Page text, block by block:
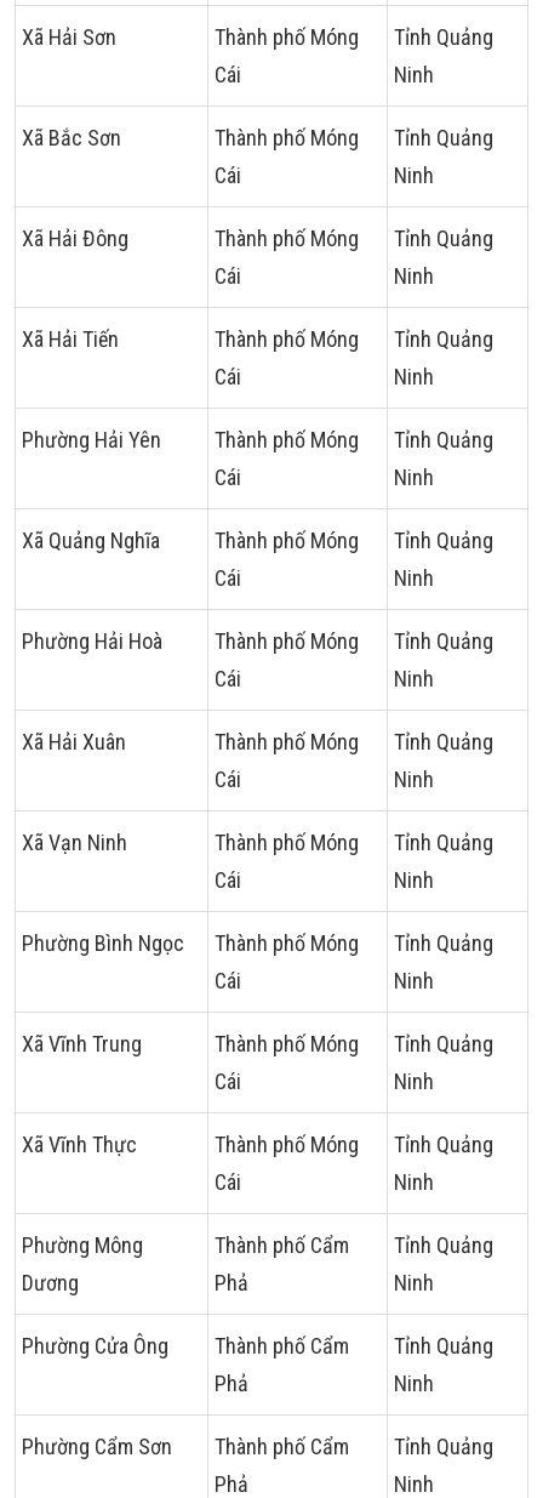
Xã Hải Sơn
Thành phố Móng
Cái
Tỉnh Quảng
Ninh
Xã Bắc Sơn
Thành phố Móng
Cái
Tỉnh Quảng
Ninh
Xã Hải Đông
Thành phố Móng
Cái
Tỉnh Quảng
Ninh
Xã Hải Tiến
Thành phố Móng
Cái
Tỉnh Quảng
Ninh
Phường Hải Yên
Thành phố Móng
Cái
Tỉnh Quảng
Ninh
Xã Quảng Nghĩa
Thành phố Móng
Cái
Tỉnh Quảng
Ninh
Phường Hải Hoà
Thành phố Móng
Cái
Tỉnh Quảng
Ninh
Xã Hải Xuân
Thành phố Móng
Cái
Tỉnh Quảng
Ninh
Xã Vạn Ninh
Thành phố Móng
Cái
Tỉnh Quảng
Ninh
Phường Bình Ngọc
Thành phố Móng
Cái
Tỉnh Quảng
Ninh
Xã Vĩnh Trung
Thành phố Móng
Cái
Tỉnh Quảng
Ninh
Xã Vĩnh Thực
Thành phố Móng
Cái
Tỉnh Quảng
Ninh
Phường Mông
Dương
Thành phố Cẩm
Phả
Tỉnh Quảng
Ninh
Phường Cửa Ông
Thành phố Cẩm
Phả
Tỉnh Quảng
Ninh
Phường Cẩm Sơn
Thành phố Cẩm
Phả
Tỉnh Quảng
Ninh